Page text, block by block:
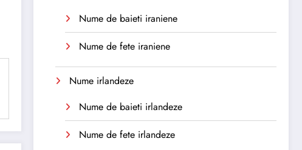
Nume de baieti iraniene
Nume de fete iraniene
Nume irlandeze
Nume de baieti irlandeze
Nume de fete irlandeze